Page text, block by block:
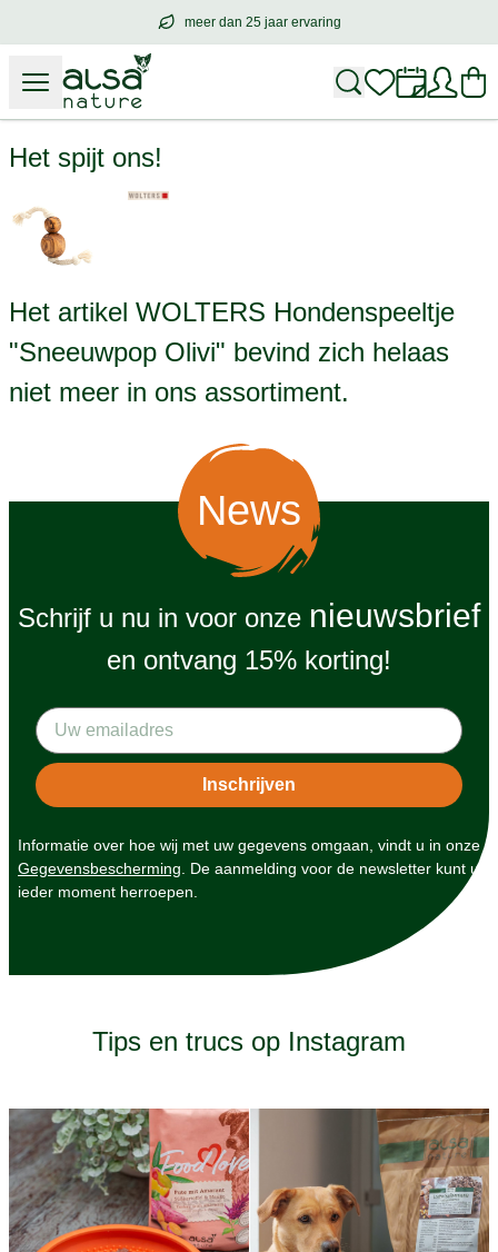
meer dan 25 jaar ervaring
meer dan25 jaar ervaring
WOLTERS Hondenspeeltje "Sneeuwpop Olivi"
Het spijt ons!
Het artikel WOLTERS Hondenspeeltje
"Sneeuwpop Olivi" bevind zich helaas
niet meer in ons assortiment.
News
Schrijf u nu in voor onze nieuwsbrief
en ontvang 15% korting!
Informatie over hoe wij met uw gegevens omgaan, vindt u in onze
Gegevensbescherming . De aanmelding voor de newsletter kunt u
ieder moment herroepen.
Tips en trucs op Instagram